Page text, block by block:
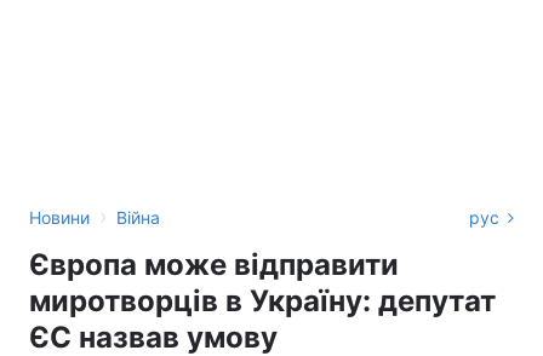
Новини › Війна рус
Європа може відправити
миротворців в Україну: депутат
ЄС назвав умову